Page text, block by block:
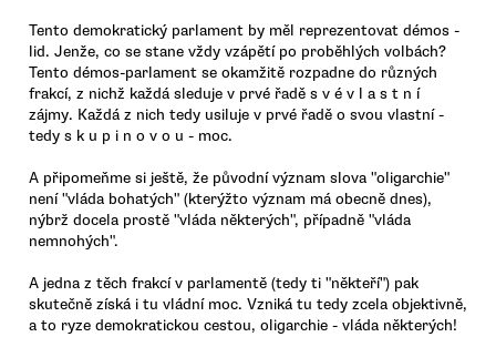
Tento demokratický parlament by měl reprezentovat démos -
lid. Jenže, co se stane vždy vzápětí po proběhlých volbách?
Tento démos-parlament se okamžitě rozpadne do různých
frakcí, z nichž každá sleduje v prvé řadě s v é v l a s t n í
zájmy. Každá z nich tedy usiluje v prvé řadě o svou vlastní -
tedy s k u p i n o v o u - moc.
A připomeňme si ještě, že původní význam slova "oligarchie"
není "vláda bohatých" (kterýžto význam má obecně dnes),
nýbrž docela prostě "vláda některých", případně "vláda
nemnohých".
A jedna z těch frakcí v parlamentě (tedy ti "někteří") pak
skutečně získá i tu vládní moc. Vzniká tu tedy zcela objektivně,
a to ryze demokratickou cestou, oligarchie - vláda některých!